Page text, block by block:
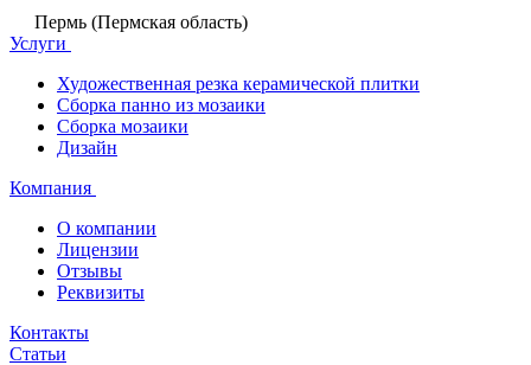
Пермь (Пермская область)
Услуги
Художественная резка керамической плитки
Сборка панно из мозаики
Сборка мозаики
Дизайн
Компания
О компании
Лицензии
Отзывы
Реквизиты
Контакты
Статьи